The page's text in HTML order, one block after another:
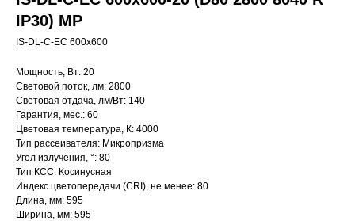
IP30) MP
IS-DL-C-EC 600x600
Мощность, Вт: 20
Световой поток, лм: 2800
Световая отдача, лм/Вт: 140
Гарантия, мес.: 60
Цветовая температура, К: 4000
Тип рассеивателя: Микропризма
Угол излучения, °: 80
Тип КСС: Косинусная
Индекс цветопередачи (CRI), не менее: 80
Длина, мм: 595
Ширина, мм: 595